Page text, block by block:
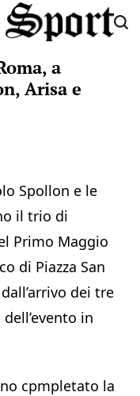
a
Arisa e
Spollon e le
il trio di
Primo Maggio
di Piazza San
dei tre
in
cpmpletato la